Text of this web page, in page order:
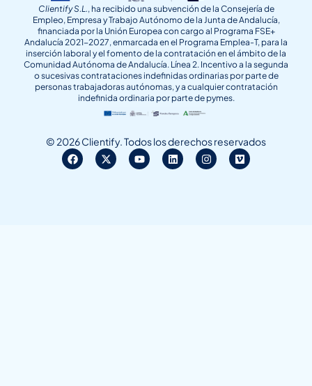
Clientify S.L., ha recibido una subvención de la Consejería de
Empleo, Empresa y Trabajo Autónomo de la Junta de Andalucía,
financiada por la Unión Europea con cargo al Programa FSE+
Andalucía 2021-2027, enmarcada en el Programa Emplea-T, para la
inserción laboral y el fomento de la contratación en el ámbito de la
Comunidad Autónoma de Andalucía. Línea 2. Incentivo a la segunda
o sucesivas contrataciones indefinidas ordinarias por parte de
personas trabajadoras autónomas, y a cualquier contratación
indefinida ordinaria por parte de pymes.
© 2026 Clientify. Todos los derechos reservados